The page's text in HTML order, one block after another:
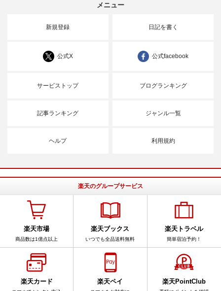
メニュー
新規登録 日記を書く
公式X 公式facebook
サービストップ ブログランキング
記事ランキング ジャンル一覧
ヘルプ 利用規約
楽天のグループサービス
楽天市場
商品数は1億点以上
楽天ブックス
いつでも全品送料無料
楽天トラベル
簡単宿泊予約！
楽天カード 楽天ペイ 楽天PointClub